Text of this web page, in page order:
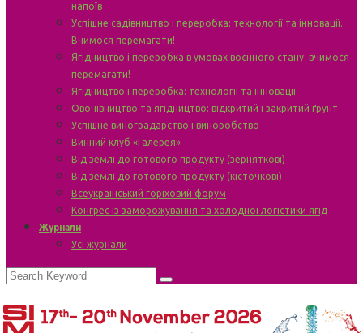
напоїв
Успішне садівництво і переробка: технології та інновації.
Вчимося перемагати!
Ягідництво і переробка в умовах воєнного стану: вчимося
перемагати!
Ягідництво і переробка: технології та інновації
Овочівництво та ягідництво: відкритий і закритий ґрунт
Успішне виноградарство і виноробство
Винний клуб «Галерея»
Від землі до готового продукту (зерняткові)
Від землі до готового продукту (кісточкові)
Всеукраїнський горіховий форум
Конгрес із заморожування та холодної логістики ягід
Журнали
Усі журнали